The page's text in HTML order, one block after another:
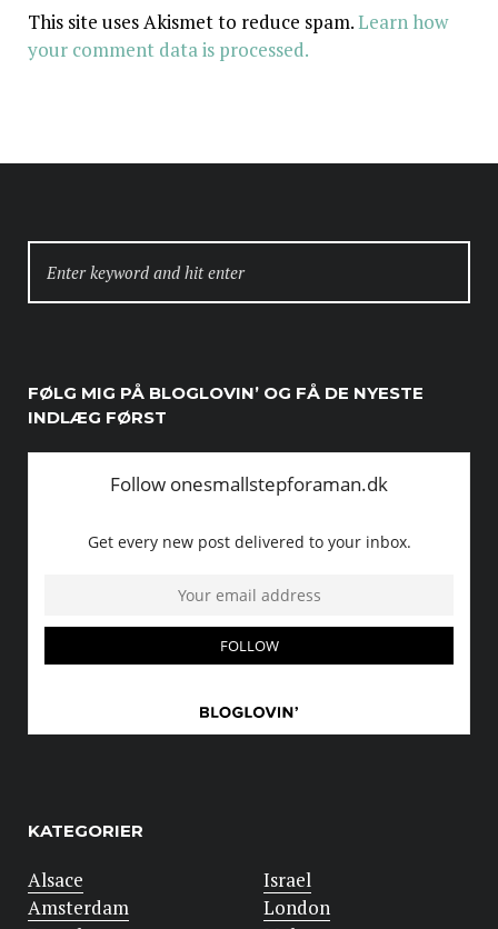
This site uses Akismet to reduce spam.Learn how
your comment data is processed.
FOR:
FØLG MIG PÅ BLOGLOVIN’ OG FÅ DE NYESTE
INDLÆG FØRST
KATEGORIER
Alsace
Amsterdam
Israel
London